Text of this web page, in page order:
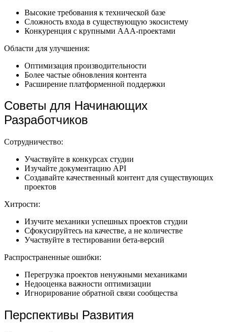
Высокие требования к технической базе
Сложность входа в существующую экосистему
Конкуренция с крупными AAA-проектами
Области для улучшения:
Оптимизация производительности
Более частые обновления контента
Расширение платформенной поддержки
Советы для Начинающих
Разработчиков
Сотрудничество:
Участвуйте в конкурсах студии
Изучайте документацию API
Создавайте качественный контент для существующих
проектов
Хитрости:
Изучите механики успешных проектов студии
Сфокусируйтесь на качестве, а не количестве
Участвуйте в тестировании бета-версий
Распространенные ошибки:
Перегрузка проектов ненужными механиками
Недооценка важности оптимизации
Игнорирование обратной связи сообщества
Перспективы Развития